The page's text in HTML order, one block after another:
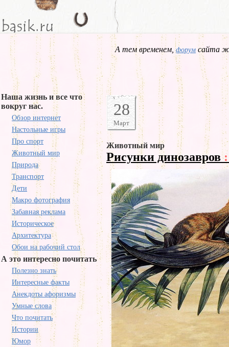
А тем временем,форум сайта
Наша жизнь и все что
вокруг нас.
Обзор интернет
Настольные игры
Про спорт
Животный мир
Природа
Транспорт
Дети
Макро фотография
Забавная реклама
Историческое
Архитектура
Обои на рабочий стол
А это интересно почитать
Полезно знать
Интересные факты
Анекдоты афоризмы
Умные слова
Что почитать
Истории
Юмор
28
Март
Животный мир
Рисунки динозавров